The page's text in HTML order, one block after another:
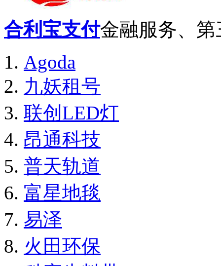
合利宝支付金融服务、
Agoda
九妖租号
联创LED灯
昂通科技
普天轨道
富星地毯
易泽
火田环保